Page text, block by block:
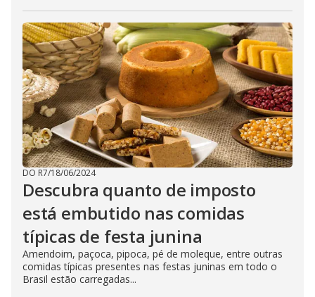
DO R7/18/06/2024
Descubra quanto de imposto
está embutido nas comidas
típicas de festa junina
Amendoim, paçoca, pipoca, pé de moleque, entre outras
comidas típicas presentes nas festas juninas em todo o
Brasil estão carregadas...